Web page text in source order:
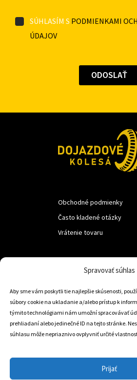
Spravovať súhlas
Aby sme vám poskytli tie najlepšie skúsenosti,
súbory cookie na ukladanie a/alebo prístup k
týmito technológiami nám umožní spracovávať
prehliadaní alebo jedinečné ID na tejto stránke.
súhlasu môže nepriaznivo ovplyvniť určité
Prijať
SÚHLASÍM S PODMIENKAMI
ÚDAJOV
Obchodné podmienky
Často kladené otázky
Vrátenie tovaru
Trstená 02801
+421 905 806 234